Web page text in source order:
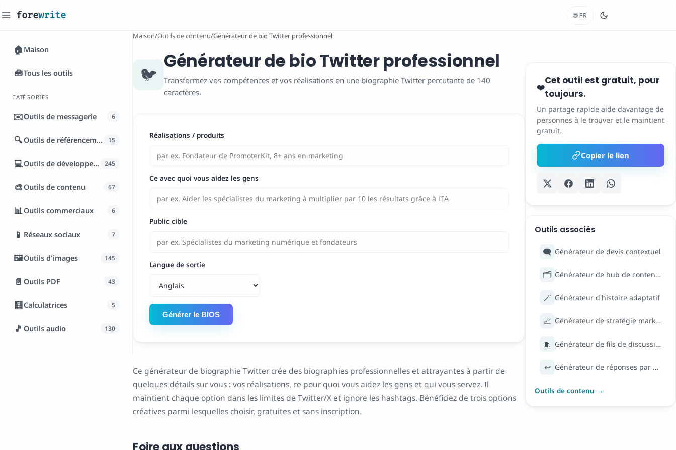
forewrite 🌐 FR
🏠 Maison
🧰Tous les outils
CATÉGORIES
✉️Outils de messagerie 6
🔍 Outils de référencement 15
💻 Outils de développement 245
🎨Outils de contenu 67
📊Outils commerciaux 6
📱 Réseaux sociaux 7
🖼️Outils d'images 145
📄 Outils PDF 43
🧮Calculatrices 5
🎵 Outils audio 130
Maison/Outils de contenu/Générateur de bio Twitter professionnel
🐦
Générateur de bio Twitter professionnel
Transformez vos compétences et vos réalisations en une biographie Twitter percutante de 140
caractères.
Réalisations / produits
Ce avec quoi vous aidez les gens
Public cible
Langue de sortie
Générer le BIOS
Ce générateur de biographie Twitter crée des biographies professionnelles et attrayantes à partir de
quelques détails sur vous : vos réalisations, ce pour quoi vous aidez les gens et qui vous servez. Il
maintient chaque option dans les limites de Twitter/X et ignore les hashtags. Bénéficiez de trois options
créatives parmi lesquelles choisir, gratuites et sans inscription.
❤️
Cet outil est gratuit, pour
toujours.
Un partage rapide aide davantage de
personnes à le trouver et le maintient
gratuit.
Copier le lien
Outils associés
🗨️ Générateur de devis contextuel
🗂️ Générateur de hub de contenu SEO
🪄 Générateur d'histoire adaptatif
📈 Générateur de stratégie marketing
🧵 Générateur de fils de discussion Twitter
↩️ Générateur de réponses par e-mail
Outils de contenu →